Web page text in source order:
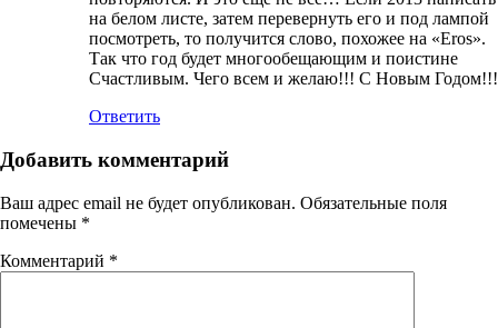
на белом листе, затем перевернуть его и под лампой
посмотреть, то получится слово, похожее на «Eros».
Так что год будет многообещающим и поистине
Счастливым. Чего всем и желаю!!! С Новым Годом!!!
Ответить
Добавить комментарий
Ваш адрес email не будет опубликован. Обязательные поля
помечены *
Комментарий *